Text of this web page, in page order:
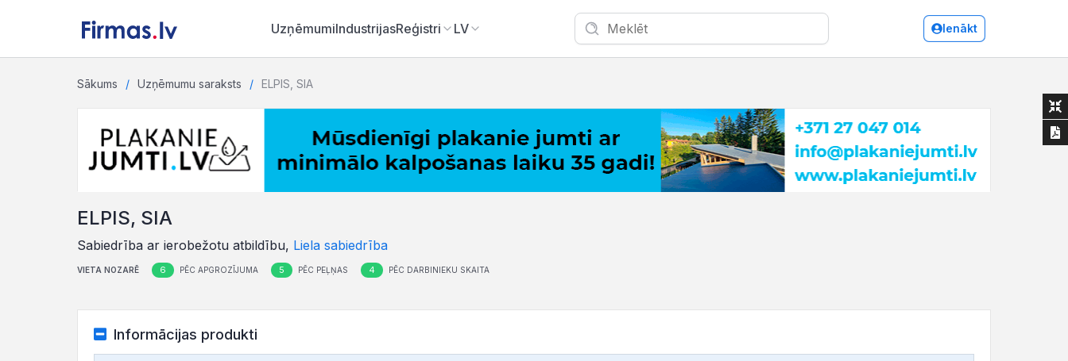
UzņēmumiIndustrijasReģistri LV Ienākt
Sākums Uzņēmumu saraksts ELPIS, SIA
ELPIS, SIA
Sabiedrība ar ierobežotu atbildību, Liela sabiedrība
VIETA NOZARĒ 6 PĒC APGROZĪJUMA 5 PĒC PEĻŅAS 4 PĒC DARBINIEKU SKAITA
Informācijas produkti